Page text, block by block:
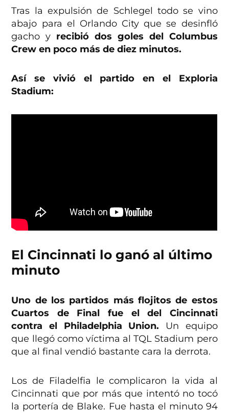
Tras la expulsión de Schlegel todo se vino
abajo para el Orlando City que se desinfló
gacho y recibió dos goles del Columbus
Crew en poco más de diez minutos.
Así se vivió el partido en el Exploria
Stadium:
El Cincinnati lo ganó al último
minuto
Uno de los partidos más flojitos de estos
Cuartos de Final fue el del Cincinnati
contra el Philadelphia Union. Un equipo
que llegó como víctima al TQL Stadium pero
que al final vendió bastante cara la derrota.
Los de Filadelfia le complicaron la vida al
Cincinnati que por más que intentó no tocó
la portería de Blake. Fue hasta el minuto 94